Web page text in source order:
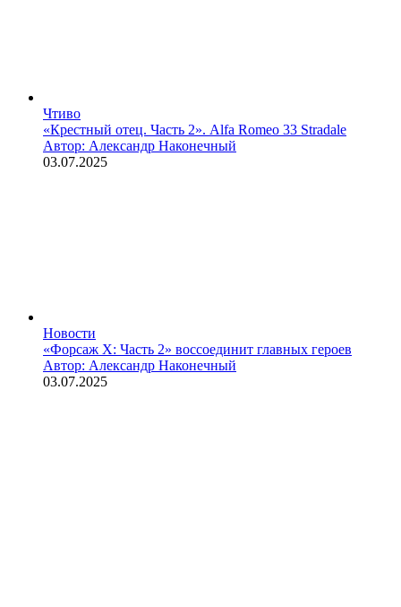
Чтиво
«Крестный отец. Часть 2». Alfa Romeo 33 Stradale
Автор: Александр Наконечный
03.07.2025
Новости
«Форсаж X: Часть 2» воссоединит главных героев
Автор: Александр Наконечный
03.07.2025